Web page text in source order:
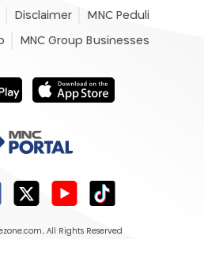
Disclaimer MNC Peduli
MNC Group Businesses
, All Rights Reserved